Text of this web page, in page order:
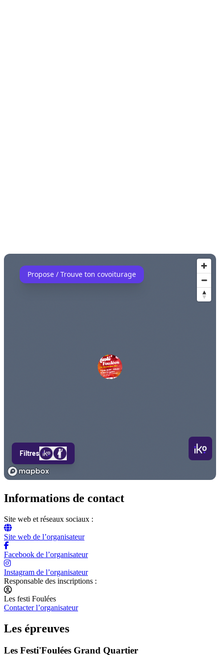
Informations de contact
Site web et réseaux sociaux :
Site web de l’organisateur
Facebook de l’organisateur
Instagram de l’organisateur
Responsable des inscriptions :
Les festi Foulées
Contacter l’organisateur
Les épreuves
Les Festi'Foulées Grand Quartier